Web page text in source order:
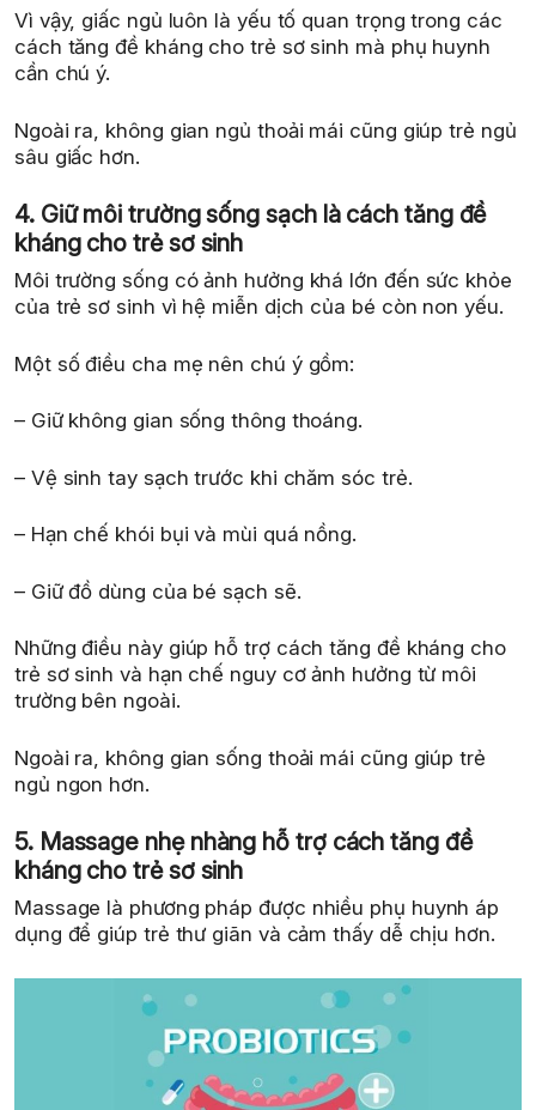
Vì vậy, giấc ngủ luôn là yếu tố quan trọng trong các
cách tăng đề kháng cho trẻ sơ sinh mà phụ huynh
cần chú ý.
Ngoài ra, không gian ngủ thoải mái cũng giúp trẻ ngủ
sâu giấc hơn.
4. Giữ môi trường sống sạch là cách tăng đề
kháng cho trẻ sơ sinh
Môi trường sống có ảnh hưởng khá lớn đến sức khỏe
của trẻ sơ sinh vì hệ miễn dịch của bé còn non yếu.
Một số điều cha mẹ nên chú ý gồm:
– Giữ không gian sống thông thoáng.
– Vệ sinh tay sạch trước khi chăm sóc trẻ.
– Hạn chế khói bụi và mùi quá nồng.
– Giữ đồ dùng của bé sạch sẽ.
Những điều này giúp hỗ trợ cách tăng đề kháng cho
trẻ sơ sinh và hạn chế nguy cơ ảnh hưởng từ môi
trường bên ngoài.
Ngoài ra, không gian sống thoải mái cũng giúp trẻ
ngủ ngon hơn.
5. Massage nhẹ nhàng hỗ trợ cách tăng đề
kháng cho trẻ sơ sinh
Massage là phương pháp được nhiều phụ huynh áp
dụng để giúp trẻ thư giãn và cảm thấy dễ chịu hơn.